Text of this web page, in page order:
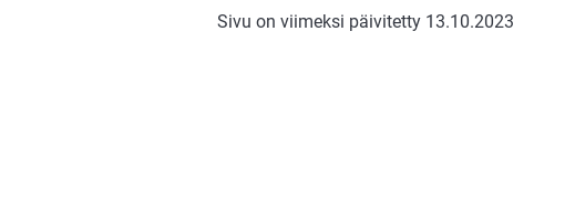
Sivu on viimeksi päivitetty 13.10.2023